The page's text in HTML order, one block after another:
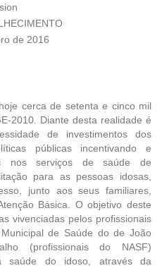
de 2016
cerca de setenta e cinco mil
2010. Diante desta realidade é
de investimentos dos
públicas incentivando e
nos serviços de saúde de
para as pessoas idosas,
junto aos seus familiares,
Básica. O objetivo deste
vivenciadas pelos profissionais
de Saúde do de João
(profissionais do NASF)
saúde do idoso, através da